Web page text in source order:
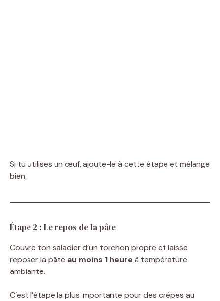
Si tu utilises un œuf, ajoute-le à cette étape et mélange
bien.
Étape 2 : Le repos de la pâte
Couvre ton saladier d’un torchon propre et laisse
reposer la pâte au moins 1 heure à température
ambiante.
C’est l’étape la plus importante pour des crêpes au